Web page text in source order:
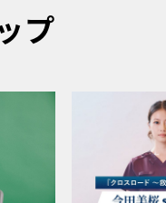
プ